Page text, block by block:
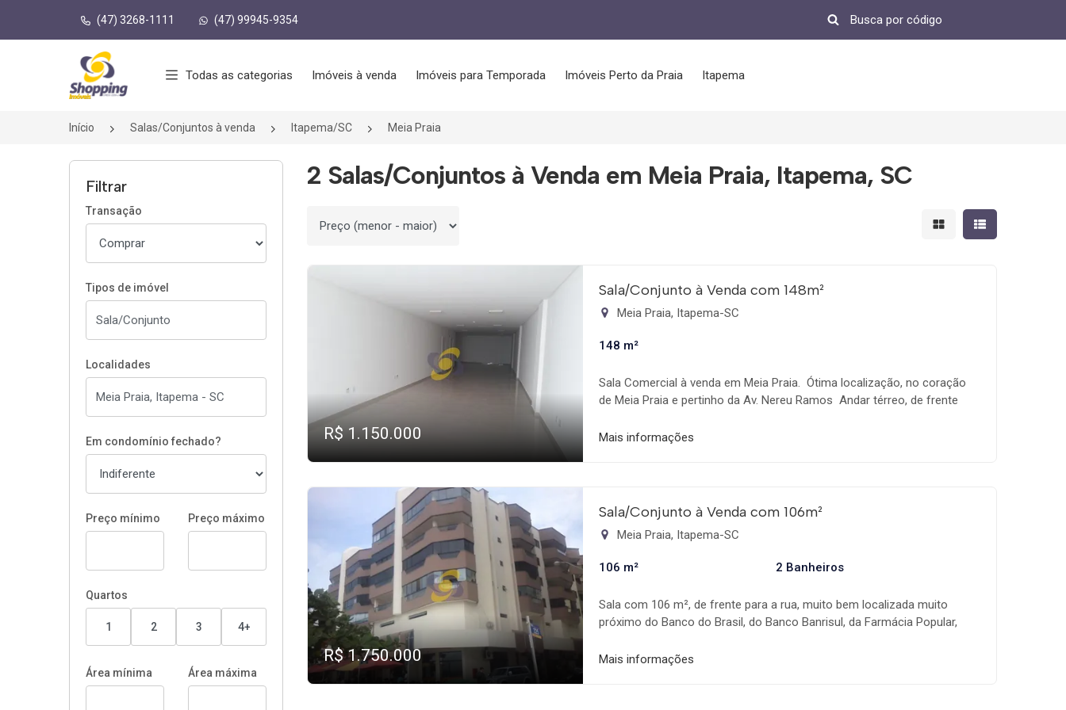
(47) 3268-1111 (47) 99945-9354
Página inicial
Todas as categorias Imóveis à venda Imóveis para Temporada Imóveis Perto da Praia Itapema
Início Salas/Conjuntos à venda Itapema/SC Meia Praia
Filtrar
Transação
Tipos de imóvel
Localidades
Em condomínio fechado?
Preço mínimo Preço máximo
Quartos
1 2 3 4+
Área mínima Área máxima
2 Salas/Conjuntos à Venda em Meia Praia, Itapema, SC
Ordenar por Mostrar resultados em
Mostrar
R$ 1.150.000
Sala/Conjunto à Venda com 148m²
Meia Praia, Itapema-SC
148 m²
Sala Comercial à venda em Meia Praia.  Ótima localização, no coração
de Meia Praia e pertinho da Av. Nereu Ramos  Andar térreo, de frente
m² total  2 banheiros Aproveite essa oportunidade incrível! FAÇA AGORA
Mais informações
R$ 1.750.000
Sala/Conjunto à Venda com 106m²
Meia Praia, Itapema-SC
106 m² 2 Banheiros
Sala com 106 m², de frente para a rua, muito bem localizada muito
próximo do Banco do Brasil, do Banco Banrisul, da Farmácia Popular,
cozinha, teto rebaixado em gesso e 2 banheiros.
Mais informações